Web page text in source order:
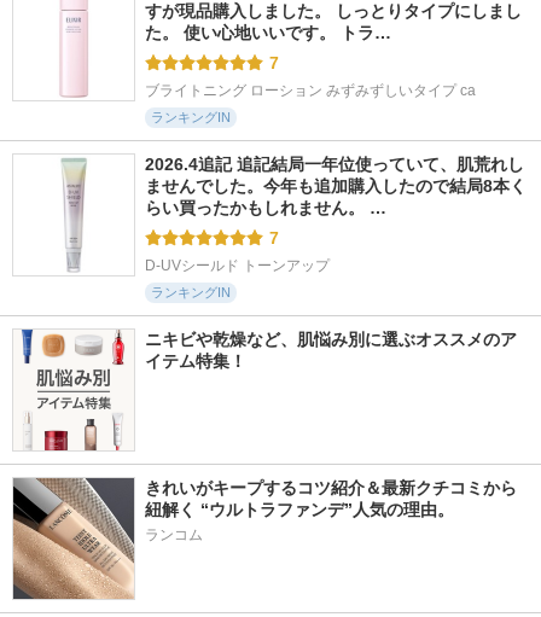
すが現品購入しました。 しっとりタイプにしまし
た。 使い心地いいです。 トラ…
7
ブライトニング ローション みずみずしいタイプ ca
ランキングIN
2026.4追記 追記結局一年位使っていて、肌荒れし
ませんでした。今年も追加購入したので結局8本く
らい買ったかもしれません。 …
7
D-UVシールド トーンアップ
ランキングIN
ニキビや乾燥など、肌悩み別に選ぶオススメのア
イテム特集！
きれいがキープするコツ紹介＆最新クチコミから
紐解く “ウルトラファンデ”人気の理由。
ランコム